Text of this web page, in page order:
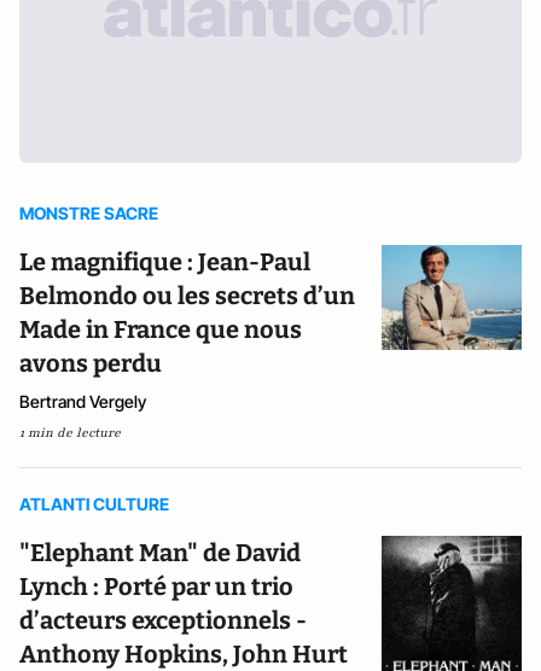
MONSTRE SACRE
Le magnifique : Jean-Paul
Belmondo ou les secrets d’un
Made in France que nous
avons perdu
Bertrand Vergely
1 min de lecture
ATLANTI CULTURE
"Elephant Man" de David
Lynch : Porté par un trio
d’acteurs exceptionnels -
Anthony Hopkins, John Hurt